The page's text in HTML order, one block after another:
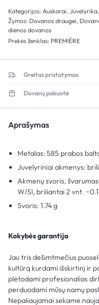
Kategorijos: Auskarai, Juvelyrika,
Žymos: Dovanos draugei,
dienos dovanos
Prekės ženklas: PREMIÈRE
Greitas pristatymas
Dovanų pakuotė
Aprašymas
Metalas: 585 prabos
Juvelyriniai akmenys:
Akmenų svoris,
W/SI, briliantai 2 vnt.
Svoris: 1.74 g
Kokybės garantija
Jau tris dešimtmečius
kultūrą kurdami išskirtinį ir
plėtodami profesionalias
perduodami mūsų namų
Nepaliaujamai sekame